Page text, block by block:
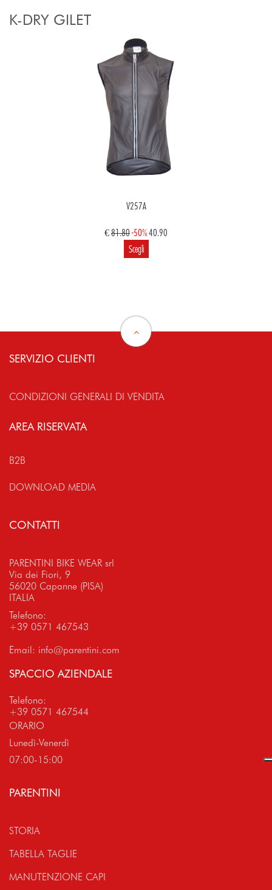
K-DRY GILET
V257A
€81.80-50%40.90
Scegli
SERVIZIO CLIENTI
CONDIZIONI GENERALI DI VENDITA
AREA RISERVATA
B2B
DOWNLOAD MEDIA
CONTATTI
PARENTINI BIKE WEAR srl
Via dei Fiori, 9
56020 Capanne (PISA)
ITALIA
Telefono:
+39 0571 467543
Email: info@parentini.com
SPACCIO AZIENDALE
Telefono:
+39 0571 467544
ORARIO
Lunedì-Venerdì
07:00-15:00
PARENTINI
STORIA
TABELLA TAGLIE
MANUTENZIONE CAPI